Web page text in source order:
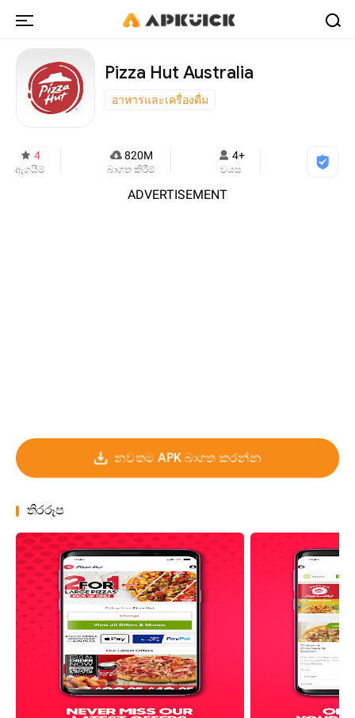
Pizza Hut Australia
อาหารและเครื่องดื่ม
4
ඇගයීම්
820M
බාගත කිරීම්
4+
වයස
ADVERTISEMENT
නවතම APK බාගත කරන්න
තිරරූප